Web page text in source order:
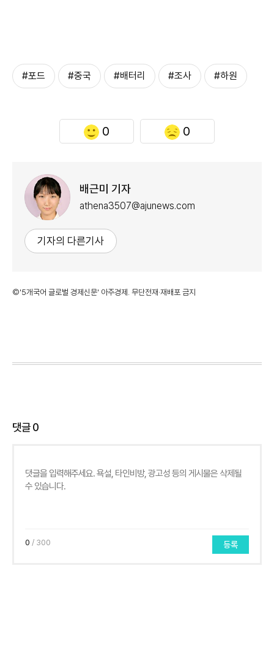
#포드 #중국 #배터리 #조사 #하원
0 0
배근미 기자
athena3507@ajunews.com
기자의 다른기사
©'5개국어 글로벌 경제신문' 아주경제. 무단전재·재배포 금지
댓글0
0 / 300 등록